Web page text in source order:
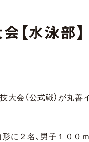
【水泳部】
技大会（公式戦）が丸
に２名、男子１００